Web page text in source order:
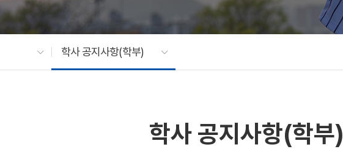
학사 공지사항(학부)
학사 공지사항(학부)